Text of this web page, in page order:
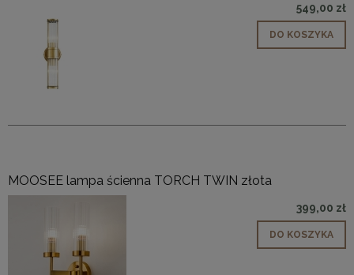
549,00 zł
DO KOSZYKA
MOOSEE lampa ścienna TORCH TWIN złota
399,00 zł
DO KOSZYKA